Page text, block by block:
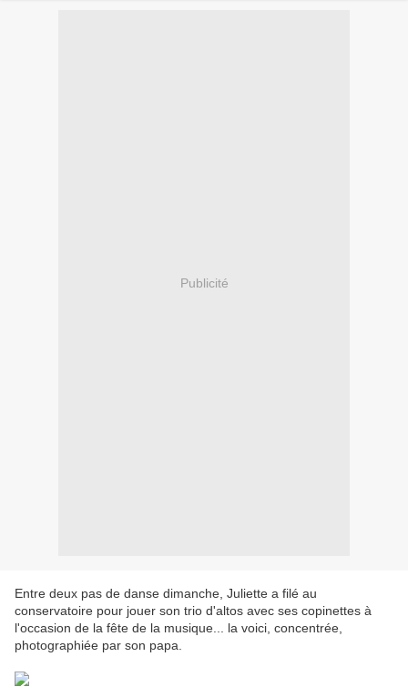
Publicité
Entre deux pas de danse dimanche, Juliette a filé au
conservatoire pour jouer son trio d'altos avec ses copinettes à
l'occasion de la fête de la musique... la voici, concentrée,
photographiée par son papa.